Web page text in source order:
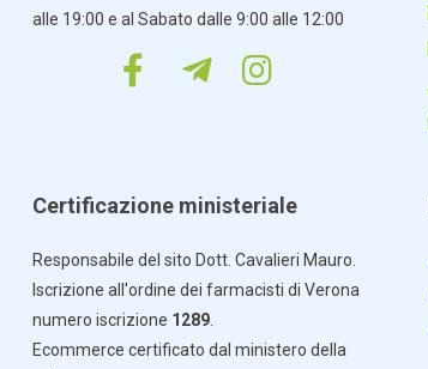
alle 19:00 e al Sabato dalle 9:00 alle 12:00
Certificazione ministeriale
Responsabile del sito Dott. Cavalieri Mauro.
Iscrizione all'ordine dei farmacisti di Verona
numero iscrizione 1289.
Ecommerce certificato dal ministero della